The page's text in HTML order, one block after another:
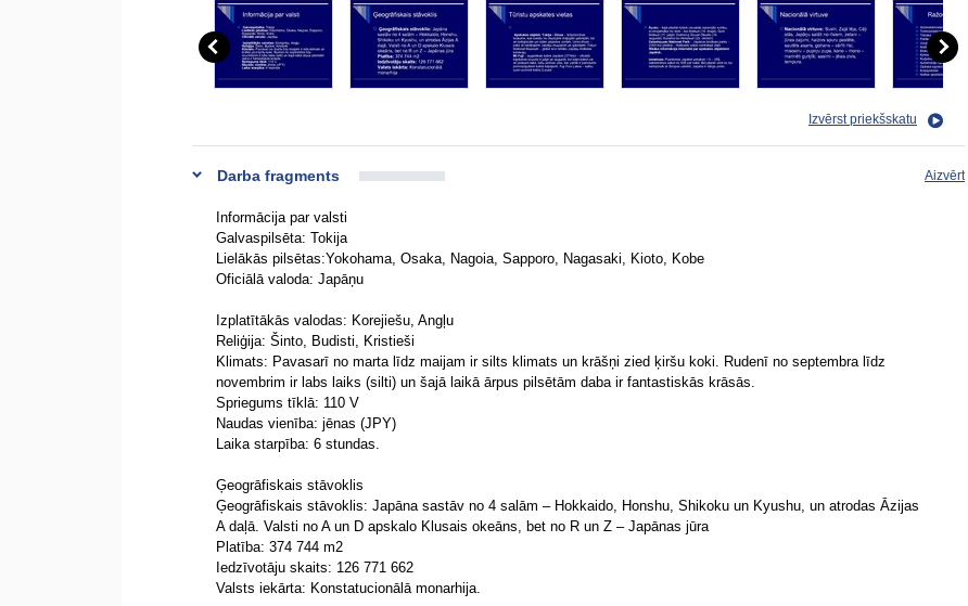
Izvērst priekšskatu
Darba fragments Aizvērt
Informācija par valsti
Galvaspilsēta: Tokija
Lielākās pilsētas:Yokohama, Osaka, Nagoia, Sapporo, Nagasaki, Kioto, Kobe
Oficiālā valoda: Japāņu
Izplatītākās valodas: Korejiešu, Angļu
Reliģija: Šinto, Budisti, Kristieši
Klimats: Pavasarī no marta līdz maijam ir silts klimats un krāšņi zied ķiršu koki. Rudenī no septembra līdz
novembrim ir labs laiks (silti) un šajā laikā ārpus pilsētām daba ir fantastiskās krāsās.
Spriegums tīklā: 110 V
Naudas vienība: jēnas (JPY)
Laika starpība: 6 stundas.
Ģeogrāfiskais stāvoklis
Ģeogrāfiskais stāvoklis: Japāna sastāv no 4 salām – Hokkaido, Honshu, Shikoku un Kyushu, un atrodas Āzijas
A daļā. Valsti no A un D apskalo Klusais okeāns, bet no R un Z – Japānas jūra
Platība: 374 744 m2
Iedzīvotāju skaits: 126 771 662
Valsts iekārta: Konstatucionālā monarhija.